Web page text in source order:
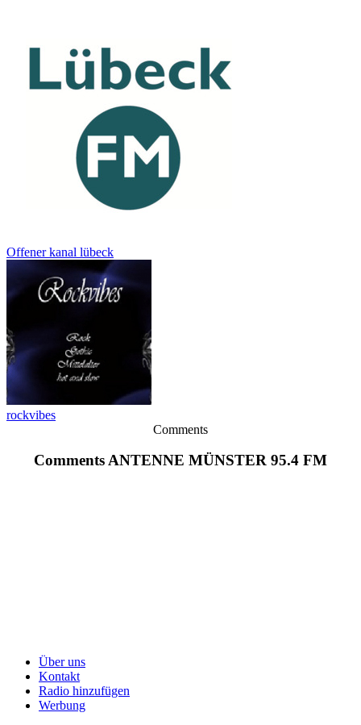
Offener kanal lübeck
rockvibes
Comments
Comments ANTENNE MÜNSTER 95.4 FM
Über uns
Kontakt
Radio hinzufügen
Werbung